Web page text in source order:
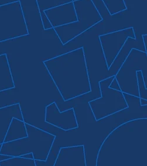
Building Industry Introduction
Complex Industry Introduction
Affiliate